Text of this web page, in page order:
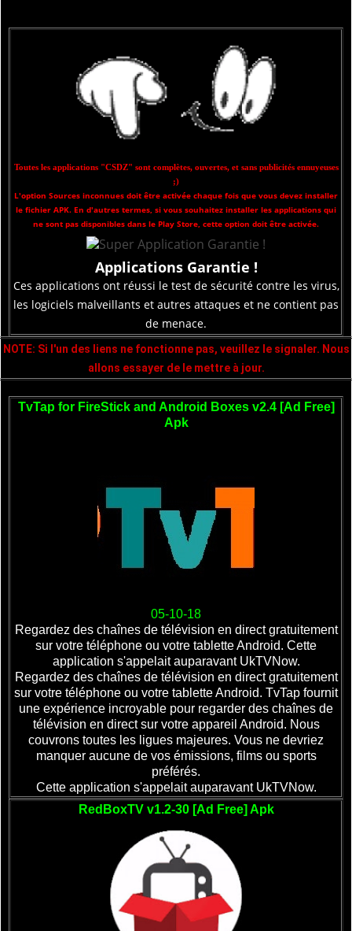
Toutes les applications "CSDZ" sont complètes, ouvertes, et sans publicités ennuyeuses
;)
L'option Sources inconnues doit être activée chaque fois que vous devez installer
le fichier APK. En d'autres termes, si vous souhaitez installer les applications qui
ne sont pas disponibles dans le Play Store, cette option doit être activée.
Applications Garantie !
Ces applications ont réussi le test de sécurité contre les virus,
les logiciels malveillants et autres attaques et ne contient pas
de menace.
NOTE: Si l'un des liens ne fonctionne pas, veuillez le signaler. Nous
allons essayer de le mettre à jour.
TvTap for FireStick and Android Boxes v2.4 [Ad Free]
Apk
05-10-18
Regardez des chaînes de télévision en direct gratuitement
sur votre téléphone ou votre tablette Android. Cette
application s'appelait auparavant UkTVNow.
Regardez des chaînes de télévision en direct gratuitement
sur votre téléphone ou votre tablette Android. TvTap fournit
une expérience incroyable pour regarder des chaînes de
télévision en direct sur votre appareil Android. Nous
couvrons toutes les ligues majeures. Vous ne devriez
manquer aucune de vos émissions, films ou sports
préférés.
Cette application s'appelait auparavant UkTVNow.
RedBoxTV v1.2-30 [Ad Free] Apk